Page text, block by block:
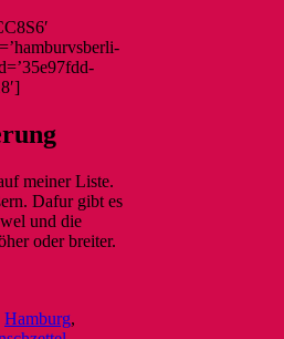
meiner Liste.
Dafur gibt es
und die
oder breiter.
Hamburg,